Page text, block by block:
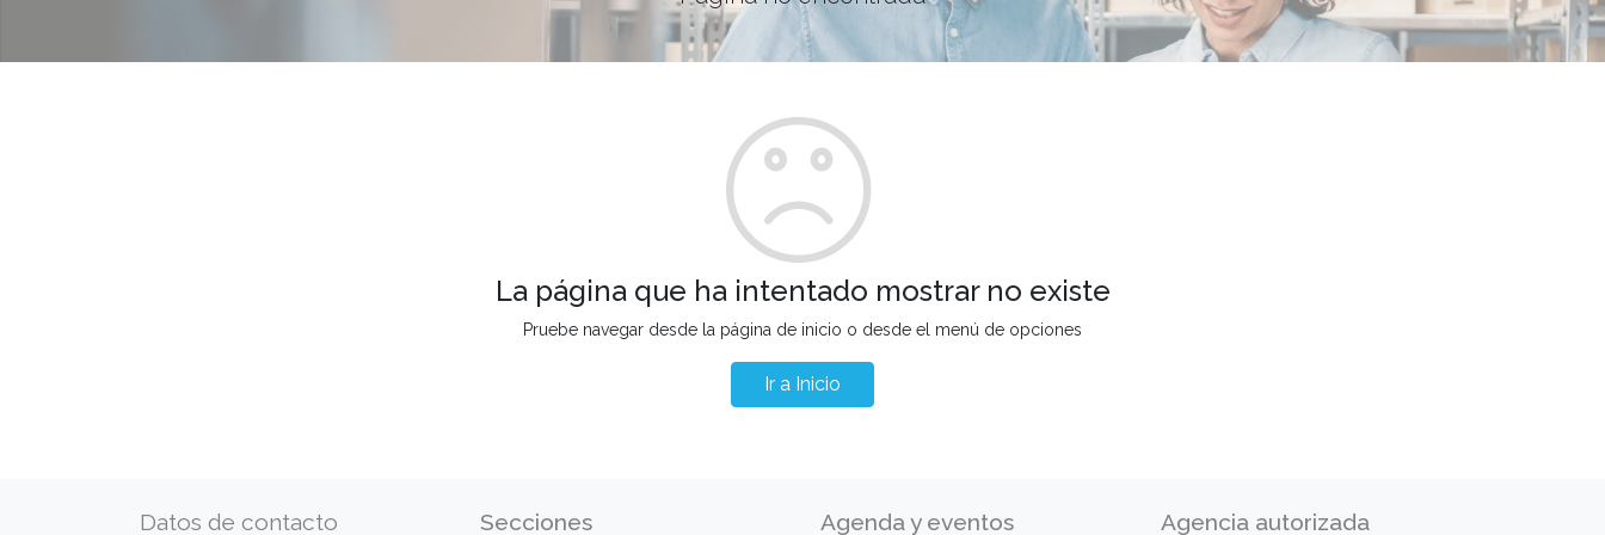
La página que ha intentado mostrar no existe
Pruebe navegar desde la página de inicio o desde el menú de opciones
Ir a Inicio
Datos de contacto Secciones Agenda y eventos Agencia autorizada